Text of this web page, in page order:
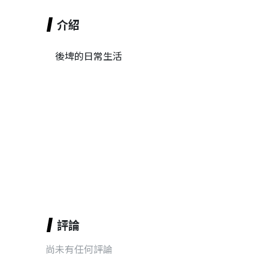
介紹
後埤的日常生活
評論
尚未有任何評論